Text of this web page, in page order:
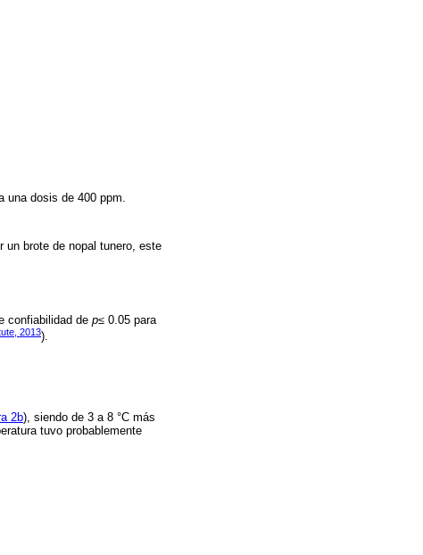
una dosis de 400 ppm.
un brote de nopal tunero, este
confiabilidad de p≤ 0.05 para
2013).
2b), siendo de 3 a 8 °C más
tuvo probablemente